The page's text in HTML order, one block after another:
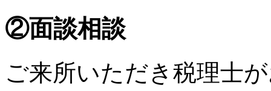
②面談相談
ご来所いただき税理士